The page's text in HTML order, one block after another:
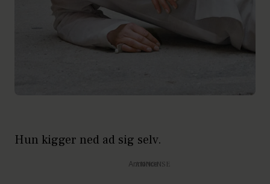
Hun kigger ned ad sig selv.
Annonce